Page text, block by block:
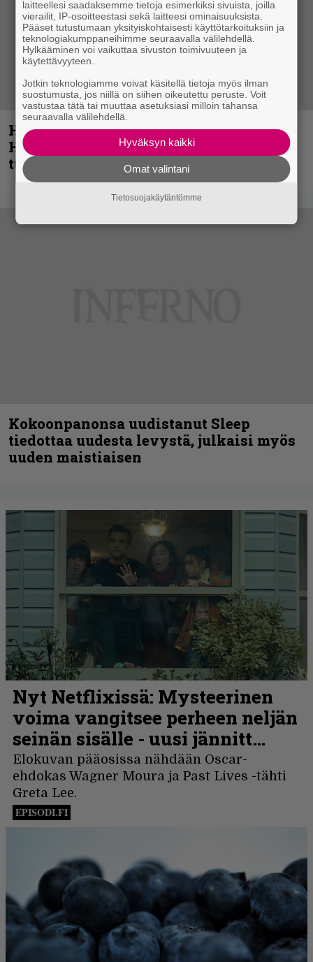
Helloween- ja Gamma Ray -mies Kai
Hansen julkaisi uuden maistiaisen
tulevalta soololevyltä
Kokoonpanonsa uudistanut Sleep
tiedottaa uudesta levystä, julkaisi myös
uuden maistiaisen
laitteellesi saadaksemme tietoja esimerkiksi sivuista, joilla
vierailit, IP-osoitteestasi sekä laitteesi ominaisuuksista.
Pääset tutustumaan yksityiskohtaisesti käyttötarkoituksiin ja
teknologiakumppaneihimme seuraavalla välilehdellä.
Hylkääminen voi vaikuttaa sivuston toimivuuteen ja
käytettävyyteen.
Jotkin teknologiamme voivat käsitellä tietoja myös ilman
suostumusta, jos niillä on siihen oikeutettu peruste. Voit
vastustaa tätä tai muuttaa asetuksiasi milloin tahansa
seuraavalla välilehdellä.
Hyväksyn kaikki
Omat valintani
Tietosuojakäytäntömme